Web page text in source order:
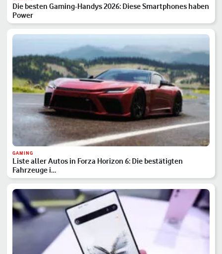
Die besten Gaming-Handys 2026: Diese Smartphones haben
Power
GAMING
Liste aller Autos in Forza Horizon 6: Die bestätigten
Fahrzeuge i…